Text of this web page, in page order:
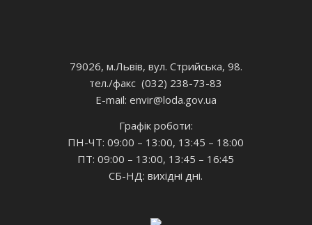
79026, м.Львів, вул. Стрийська, 98.
тел./факс (032) 238-73-83
E-mail: envir@loda.gov.ua
Графік роботи:
ПН-ЧТ: 09:00 – 13:00, 13:45 – 18:00
ПТ: 09:00 – 13:00, 13:45 – 16:45
СБ-НД: вихідні дні.